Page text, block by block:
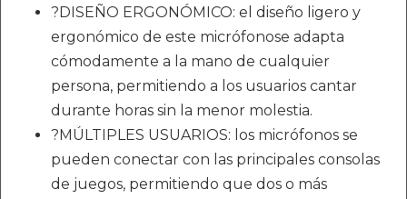
?DISEÑO ERGONÓMICO: el diseño ligero y
ergonómico de este micrófonose adapta
cómodamente a la mano de cualquier
persona, permitiendo a los usuarios cantar
durante horas sin la menor molestia.
?MÚLTIPLES USUARIOS: los micrófonos se
pueden conectar con las principales consolas
de juegos, permitiendo que dos o más